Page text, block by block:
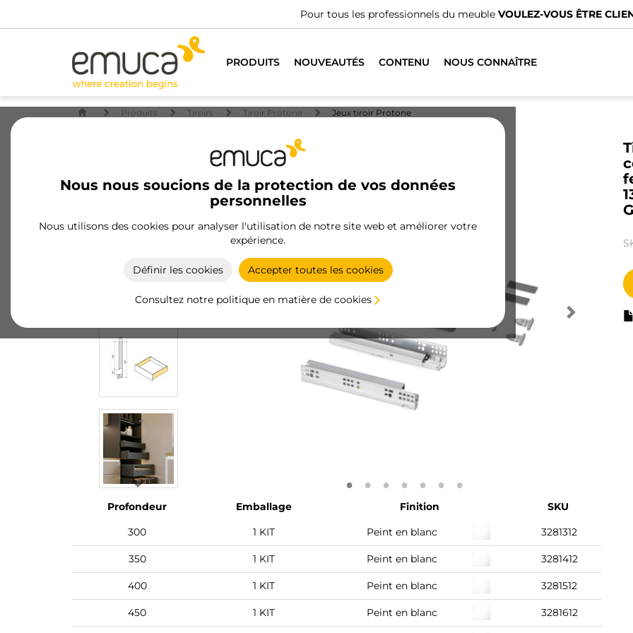
Pour tous les professionnels du meubleVOULEZ-VOUS ÊTRE CLIENT ?
PRODUITS NOUVEAUTÉS CONTENU NOUS CONNAÎTRE
Nous nous soucions de la protection de vos données
personnelles
Nous utilisons des cookies pour analyser l'utilisation de notre site web et améliorer votre
expérience.
Définir les cookies Accepter toutes les cookies
Consultez notre politique en matière de cookies
Produits Tiroirs Tiroir Protone Jeux tiroir Protone
Profondeur Emballage Finition
SKU
300
1 KIT Peint en blanc 3281312
350 1 KIT Peint en blanc 3281412
400 1 KIT Peint en blanc 3281512
450 1 KIT Peint en blanc 3281612